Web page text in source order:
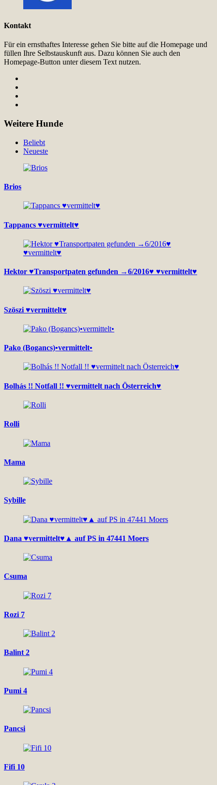
Kontakt
Für ein ernsthaftes Interesse gehen Sie bitte auf die Homepage und
füllen Ihre Selbstauskunft aus. Dazu können Sie auch den
Homepage-Button unter diesem Text nutzen.
Weitere Hunde
Beliebt
Neueste
Brios
Tappancs ♥vermittelt♥
Hektor ♥Transportpaten gefunden →6/2016♥ ♥vermittelt♥
Szöszi ♥vermittelt♥
Pako (Bogancs)•vermittelt•
Bolhás !! Notfall !! ♥vermittelt nach Österreich♥
Rolli
Mama
Sybille
Dana ♥vermittelt♥▲ auf PS in 47441 Moers
Csuma
Rozi 7
Balint 2
Pumi 4
Pancsi
Fifi 10